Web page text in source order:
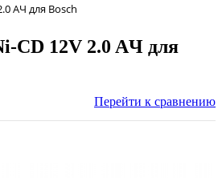
AЧ для Bosch
CD 12V 2.0 AЧ для
Перейти к сравнению